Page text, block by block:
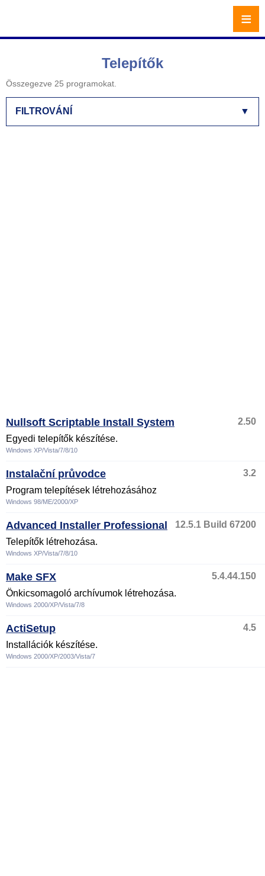
Telepítők
Összegezve 25 programokat.
▼
FILTROVÁNÍ
Nullsoft Scriptable Install System
2.50
Egyedi telepítők készítése.
Windows XP/Vista/7/8/10
Instalační průvodce
3.2
Program telepítések létrehozásához
Windows 98/ME/2000/XP
Advanced Installer Professional
12.5.1 Build 67200
Telepítők létrehozása.
Windows XP/Vista/7/8/10
Make SFX
5.4.44.150
Önkicsomagoló archívumok létrehozása.
Windows 2000/XP/Vista/7/8
ActiSetup
4.5
Installációk készítése.
Windows 2000/XP/2003/Vista/7
≡